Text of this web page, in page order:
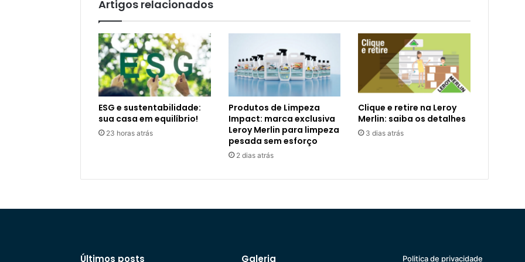
Artigos relacionados
ESG e sustentabilidade:
sua casa em equilíbrio!
23 horas atrás
Produtos de Limpeza
Impact: marca exclusiva
Leroy Merlin para limpeza
pesada sem esforço
2 dias atrás
Clique e retire na Leroy
Merlin: saiba os detalhes
3 dias atrás
Últimos posts Galeria Politica de privacidade